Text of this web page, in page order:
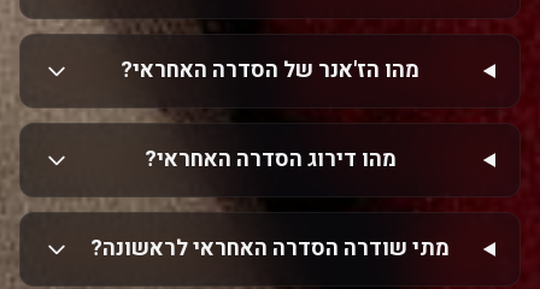
מהו הז'אנר של הסדרה האחראי?
מהו דירוג הסדרה האחראי?
מתי שודרה הסדרה האחראי לראשונה?